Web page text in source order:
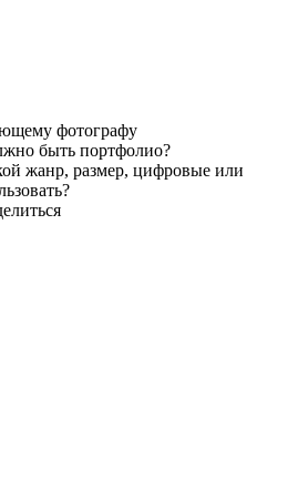
фотографу
быть портфолио?
жанр, размер, цифровые или